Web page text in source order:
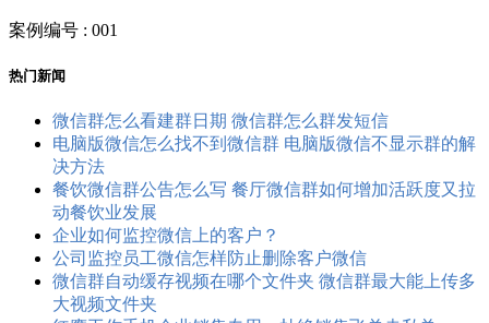
案例编号 : 001
热门新闻
微信群怎么看建群日期 微信群怎么群发短信
电脑版微信怎么找不到微信群 电脑版微信不显示群的解
决方法
餐饮微信群公告怎么写 餐厅微信群如何增加活跃度又拉
动餐饮业发展
企业如何监控微信上的客户？
公司监控员工​微信怎样防止删除客户微信
微信群自动缓存视频在哪个文件夹 微信群最大能上传多
大视频文件夹